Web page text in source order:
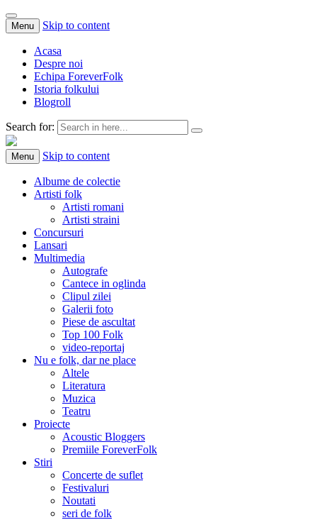
Menu Skip to content
Acasa
Despre noi
Echipa ForeverFolk
Istoria folkului
Blogroll
Search for:
ForeverFolk
Muzica sufletului tau
Menu Skip to content
Albume de colectie
Artisti folk
Artisti romani
Artisti straini
Concursuri
Lansari
Multimedia
Autografe
Cantece in oglinda
Clipul zilei
Galerii foto
Piese de ascultat
Top 100 Folk
video-reportaj
Nu e folk, dar ne place
Altele
Literatura
Muzica
Teatru
Proiecte
Acoustic Bloggers
Premiile ForeverFolk
Stiri
Concerte de suflet
Festivaluri
Noutati
seri de folk